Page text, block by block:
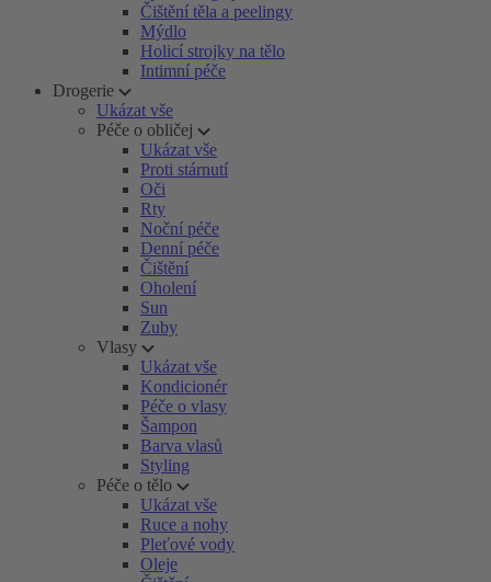
Čištění těla a peelingy
Mýdlo
Holicí strojky na tělo
Intimní péče
Drogerie
Ukázat vše
Péče o obličej
Ukázat vše
Proti stárnutí
Oči
Rty
Noční péče
Denní péče
Čištění
Oholení
Sun
Zuby
Vlasy
Ukázat vše
Kondicionér
Péče o vlasy
Šampon
Barva vlasů
Styling
Péče o tělo
Ukázat vše
Ruce a nohy
Pleťové vody
Oleje